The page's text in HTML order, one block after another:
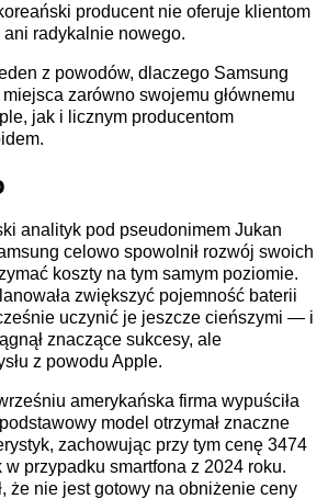
producent nie oferuje klientom
radykalnie nowego.
z powodów, dlaczego Samsung
zarówno swojemu głównemu
jak i licznym producentom
analityk pod pseudonimem Jukan
celowo spowolnił rozwój swoich
koszty na tym samym poziomie.
zwiększyć pojemność baterii
uczynić je jeszcze cieńszymi — i
znaczące sukcesy, ale
z powodu Apple.
amerykańska firma wypuściła
model otrzymał znaczne
zachowując przy tym cenę 3474
przypadku smartfona z 2024 roku.
że nie jest gotowy na obniżenie ceny